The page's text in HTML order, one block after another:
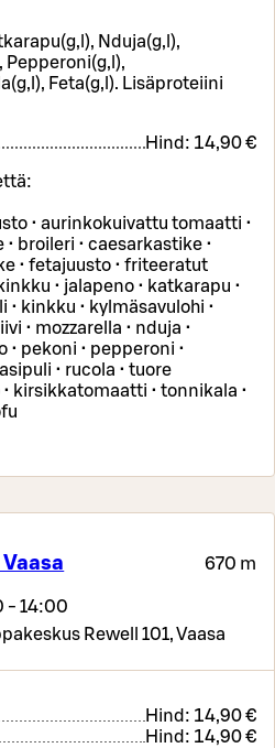
Nduja(g,l),
Pepperoni(g,l),
Feta(g,l). Lisäproteiini
Hind: 14,90 €
• aurinkokuivattu tomaatti •
broileri • caesarkastike •
• fetajuusto • friteeratut
• jalapeno • katkarapu •
kinkku • kylmäsavulohi •
• mozzarella • nduja •
pekoni • pepperoni •
• rucola • tuore
kirsikkatomaatti • tonnikala •
Vaasa 670 m
- 14:00
Rewell 101,Vaasa
Hind: 14,90 €
Hind: 14,90 €